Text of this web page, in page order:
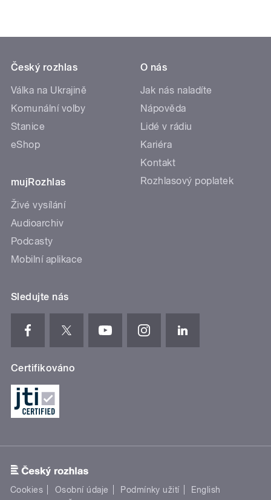
Český rozhlas
Válka na Ukrajině
Komunální volby
Stanice
eShop
mujRozhlas
Živé vysílání
Audioarchiv
Podcasty
Mobilní aplikace
O nás
Jak nás naladíte
Nápověda
Lidé v rádiu
Kariéra
Kontakt
Rozhlasový poplatek
Sledujte nás
Certifikováno
Cookies Osobní údaje Podmínky užití
English